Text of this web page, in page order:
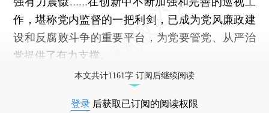
作，堪称党内监督的一把利剑，已成为党风廉政建
设和反腐败斗争的重要平台，为党要管党、从严治
党提供了有力支撑。
本文共计1161字 订阅后继续阅读
登录 后获取已订阅的阅读权限